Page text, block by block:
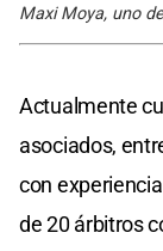
Maxi Moya, uno
Actualmente
asociados,
con
de 20 árbitros